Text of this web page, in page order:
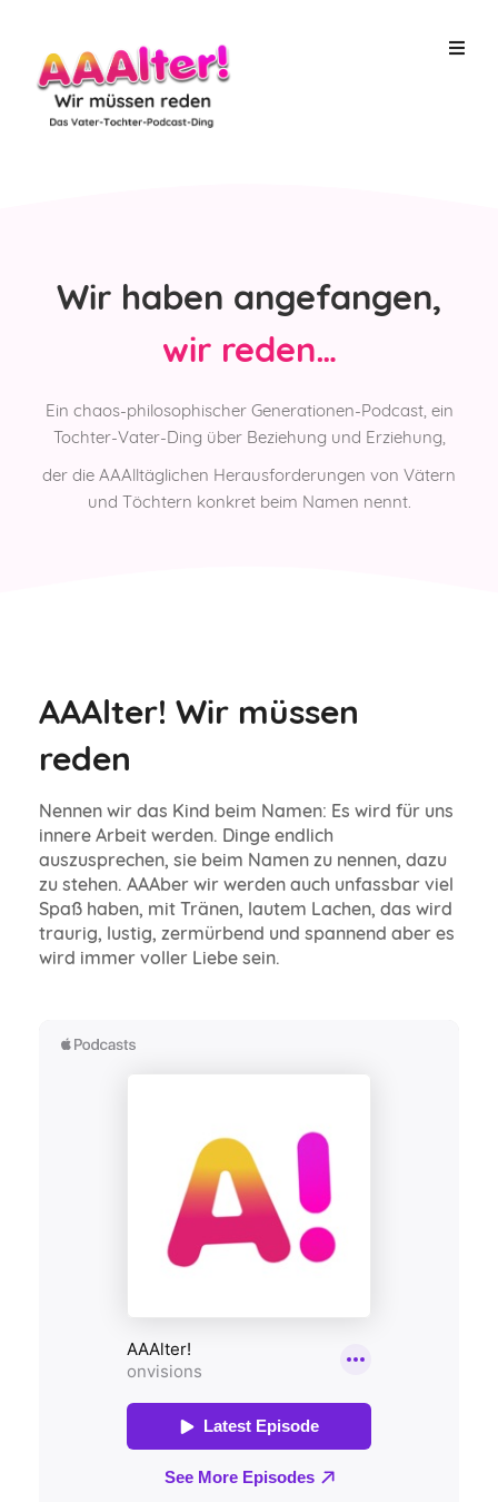
Wir haben angefangen,
wir reden…
Ein chaos-philosophischer Generationen-Podcast, ein
Tochter-Vater-Ding über Beziehung und Erziehung,
der die AAAlltäglichen Herausforderungen von Vätern
und Töchtern konkret beim Namen nennt.
AAAlter! Wir müssen
reden
Nennen wir das Kind beim Namen: Es wird für uns
innere Arbeit werden. Dinge endlich
auszusprechen, sie beim Namen zu nennen, dazu
zu stehen. AAAber wir werden auch unfassbar viel
Spaß haben, mit Tränen, lautem Lachen, das wird
traurig, lustig, zermürbend und spannend aber es
wird immer voller Liebe sein.